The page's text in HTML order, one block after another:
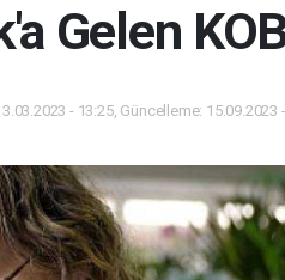
Gelen
- 13:25, Güncelleme: 15.09.2023